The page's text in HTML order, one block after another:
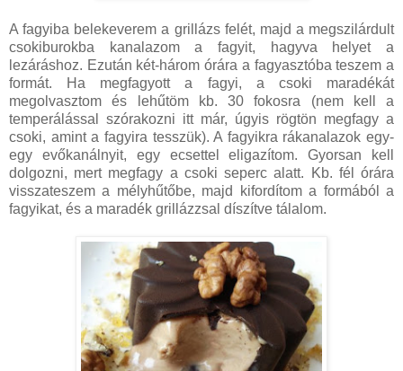
A fagyiba belekeverem a grillázs felét, majd a megszilárdult
csokiburokba kanalazom a fagyit, hagyva helyet a
lezáráshoz. Ezután két-három órára a fagyasztóba teszem a
formát. Ha megfagyott a fagyi, a csoki maradékát
megolvasztom és lehűtöm kb. 30 fokosra (nem kell a
temperálással szórakozni itt már, úgyis rögtön megfagy a
csoki, amint a fagyira tesszük). A fagyikra rákanalazok egy-
egy evőkanálnyit, egy ecsettel eligazítom. Gyorsan kell
dolgozni, mert megfagy a csoki seperc alatt. Kb. fél órára
visszateszem a mélyhűtőbe, majd kifordítom a formából a
fagyikat, és a maradék grillázzsal díszítve tálalom.